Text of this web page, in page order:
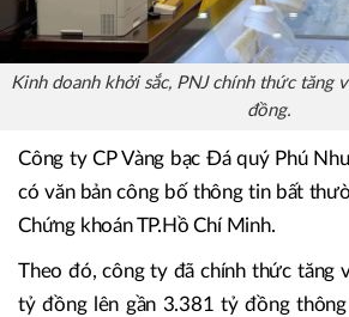
Kinh doanh khởi sắc, PNJ chính thức tăng
đồng.
Công ty CP Vàng bạc Đá quý Phú
có văn bản công bố thông tin bất
Chứng khoán TP.Hồ Chí Minh.
Theo đó, công ty đã chính thức tăng
tỷ đồng lên gần 3.381 tỷ đồng